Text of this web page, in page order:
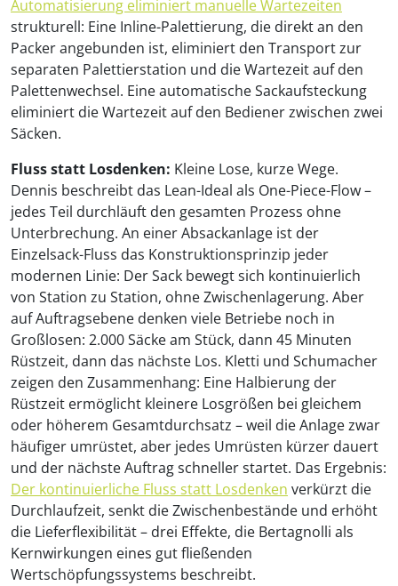
Automatisierung eliminiert manuelle Wartezeiten
strukturell: Eine Inline-Palettierung, die direkt an den
Packer angebunden ist, eliminiert den Transport zur
separaten Palettierstation und die Wartezeit auf den
Palettenwechsel. Eine automatische Sackaufsteckung
eliminiert die Wartezeit auf den Bediener zwischen zwei
Säcken.
Fluss statt Losdenken: Kleine Lose, kurze Wege.
Dennis beschreibt das Lean-Ideal als One-Piece-Flow –
jedes Teil durchläuft den gesamten Prozess ohne
Unterbrechung. An einer Absackanlage ist der
Einzelsack-Fluss das Konstruktionsprinzip jeder
modernen Linie: Der Sack bewegt sich kontinuierlich
von Station zu Station, ohne Zwischenlagerung. Aber
auf Auftragsebene denken viele Betriebe noch in
Großlosen: 2.000 Säcke am Stück, dann 45 Minuten
Rüstzeit, dann das nächste Los. Kletti und Schumacher
zeigen den Zusammenhang: Eine Halbierung der
Rüstzeit ermöglicht kleinere Losgrößen bei gleichem
oder höherem Gesamtdurchsatz – weil die Anlage zwar
häufiger umrüstet, aber jedes Umrüsten kürzer dauert
und der nächste Auftrag schneller startet. Das Ergebnis:
Der kontinuierliche Fluss statt Losdenken verkürzt die
Durchlaufzeit, senkt die Zwischenbestände und erhöht
die Lieferflexibilität – drei Effekte, die Bertagnolli als
Kernwirkungen eines gut fließenden
Wertschöpfungssystems beschreibt.